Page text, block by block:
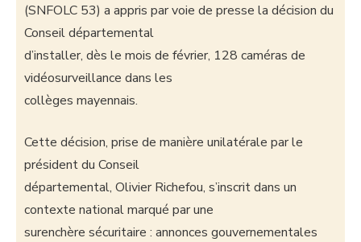
(SNFOLC 53) a appris par voie de presse la décision du
Conseil départemental
d’installer, dès le mois de février, 128 caméras de
vidéosurveillance dans les
collèges mayennais.
Cette décision, prise de manière unilatérale par le
président du Conseil
départemental, Olivier Richefou, s’inscrit dans un
contexte national marqué par une
surenchère sécuritaire : annonces gouvernementales